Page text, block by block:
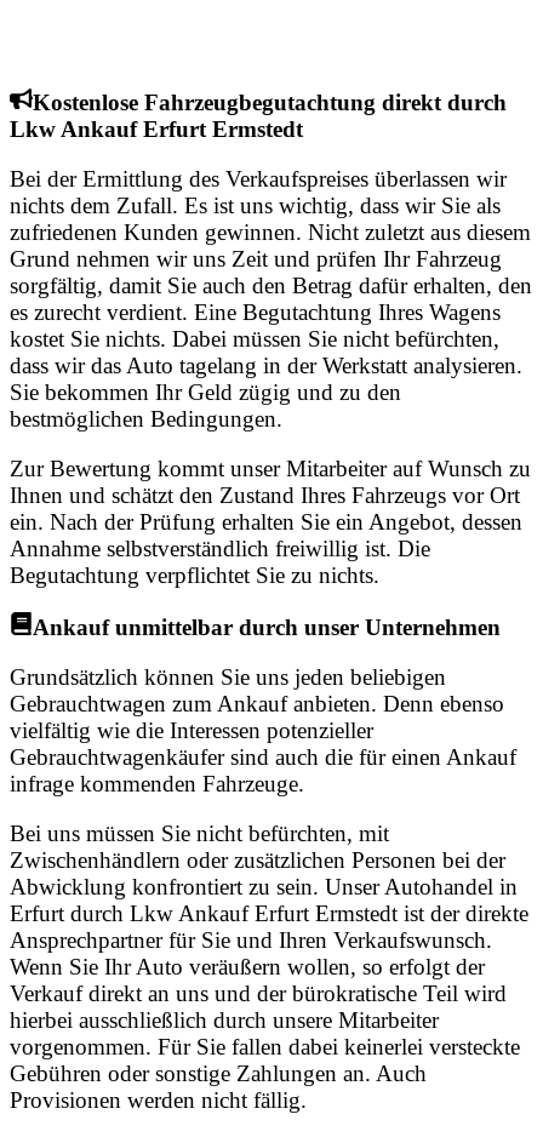
Kostenlose Fahrzeugbegutachtung direkt durch
Lkw Ankauf Erfurt Ermstedt
Bei der Ermittlung des Verkaufspreises überlassen wir
nichts dem Zufall. Es ist uns wichtig, dass wir Sie als
zufriedenen Kunden gewinnen. Nicht zuletzt aus diesem
Grund nehmen wir uns Zeit und prüfen Ihr Fahrzeug
sorgfältig, damit Sie auch den Betrag dafür erhalten, den
es zurecht verdient. Eine Begutachtung Ihres Wagens
kostet Sie nichts. Dabei müssen Sie nicht befürchten,
dass wir das Auto tagelang in der Werkstatt analysieren.
Sie bekommen Ihr Geld zügig und zu den
bestmöglichen Bedingungen.
Zur Bewertung kommt unser Mitarbeiter auf Wunsch zu
Ihnen und schätzt den Zustand Ihres Fahrzeugs vor Ort
ein. Nach der Prüfung erhalten Sie ein Angebot, dessen
Annahme selbstverständlich freiwillig ist. Die
Begutachtung verpflichtet Sie zu nichts.
Ankauf unmittelbar durch unser Unternehmen
Grundsätzlich können Sie uns jeden beliebigen
Gebrauchtwagen zum Ankauf anbieten. Denn ebenso
vielfältig wie die Interessen potenzieller
Gebrauchtwagenkäufer sind auch die für einen Ankauf
infrage kommenden Fahrzeuge.
Bei uns müssen Sie nicht befürchten, mit
Zwischenhändlern oder zusätzlichen Personen bei der
Abwicklung konfrontiert zu sein. Unser Autohandel in
Erfurt durch Lkw Ankauf Erfurt Ermstedt ist der direkte
Ansprechpartner für Sie und Ihren Verkaufswunsch.
Wenn Sie Ihr Auto veräußern wollen, so erfolgt der
Verkauf direkt an uns und der bürokratische Teil wird
hierbei ausschließlich durch unsere Mitarbeiter
vorgenommen. Für Sie fallen dabei keinerlei versteckte
Gebühren oder sonstige Zahlungen an. Auch
Provisionen werden nicht fällig.